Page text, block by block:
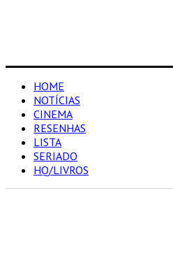
HOME
NOTÍCIAS
CINEMA
RESENHAS
LISTA
SERIADO
HQ/LIVROS